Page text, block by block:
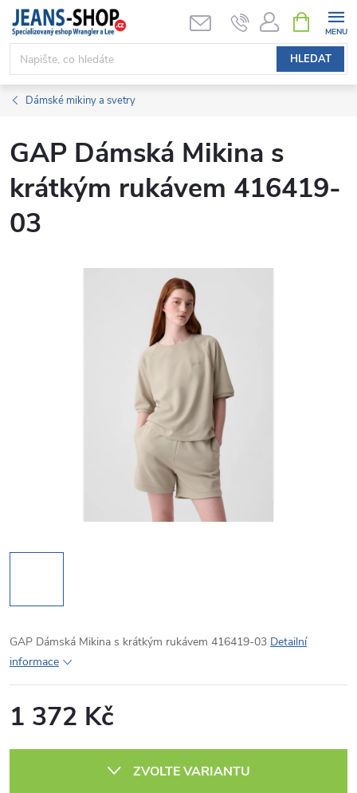
Přejít
obsah
HLEDAT
NÁKUPNÍ
KOŠÍK
Dámské mikiny a svetry
GAP Dámská Mikina s
krátkým rukávem 416419-
03
GAP Dámská Mikina s krátkým rukávem 416419-03 Detailní
informace
1 372 Kč
ZVOLTE VARIANTU